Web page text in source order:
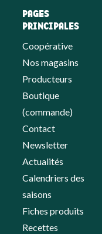
PAGES
PRINCIPALES
Coopérative
Nos magasins
Producteurs
Boutique
(commande)
Contact
Newsletter
Actualités
Calendriers des
saisons
Fiches produits
Recettes